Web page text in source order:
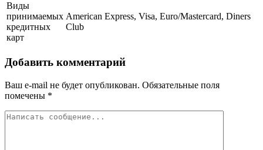
Виды
принимаемых
кредитных
карт
American Express, Visa, Euro/Mastercard, Diners
Club
Добавить комментарий
Ваш e-mail не будет опубликован. Обязательные поля
помечены *